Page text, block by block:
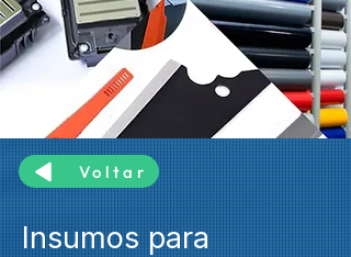
Voltar
Insumos para